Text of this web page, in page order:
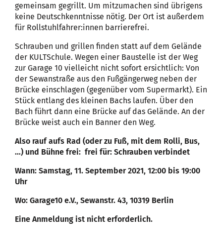
gemeinsam gegrillt. Um mitzumachen sind übrigens
keine Deutschkenntnisse nötig. Der Ort ist außerdem
für Rollstuhlfahrer:innen barrierefrei.
Schrauben und grillen finden statt auf dem Gelände
der KULTSchule. Wegen einer Baustelle ist der Weg
zur Garage 10 vielleicht nicht sofort ersichtlich: Von
der Sewanstraße aus den Fußgängerweg neben der
Brücke einschlagen (gegenüber vom Supermarkt). Ein
Stück entlang des kleinen Bachs laufen. Über den
Bach führt dann eine Brücke auf das Gelände. An der
Brücke weist auch ein Banner den Weg.
Also rauf aufs Rad (oder zu Fuß, mit dem Rolli, Bus,
…) und Bühne frei: frei für: Schrauben verbindet
Wann: Samstag, 11. September 2021, 12:00 bis 19:00
Uhr
Wo: Garage10 e.V., Sewanstr. 43, 10319 Berlin
Eine Anmeldung ist nicht erforderlich.